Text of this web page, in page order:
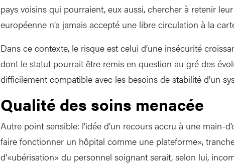
pays voisins qui pourraient, eux aussi, chercher à retenir
européenne n’a jamais accepté une libre circulation à la
Dans ce contexte, le risque est celui d’une insécurité
dont le statut pourrait être remis en question au gré des
difficilement compatible avec les besoins de stabilité d’un
Qualité des soins menacée
Autre point sensible: l’idée d’un recours accru à une main-
faire fonctionner un hôpital comme une plateforme»,
d’«ubérisation» du personnel soignant serait, selon lui,